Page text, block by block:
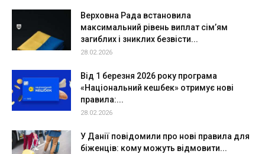
Верховна Рада встановила
максимальний рівень виплат сім’ям
загиблих і зниклих безвісти...
28.02.2026
Від 1 березня 2026 року програма
«Національний кешбек» отримує нові
правила:...
28.02.2026
У Данії повідомили про нові правила для
біженців: кому можуть відмовити...